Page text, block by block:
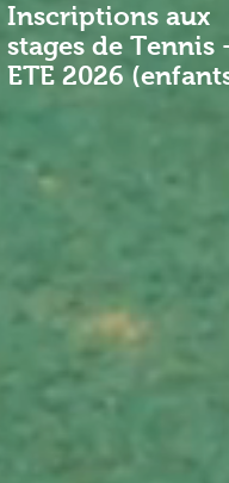
Inscriptions aux
stages de Tennis
ETE 2026